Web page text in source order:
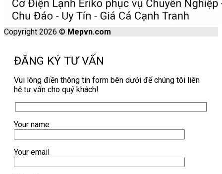
Copyright 2026 © Mepvn.com
ĐĂNG KÝ TƯ VẤN
Vui lòng điền thông tin form bên dưới để chúng tôi liên
hệ tư vấn cho quý khách!
Your name
Your email